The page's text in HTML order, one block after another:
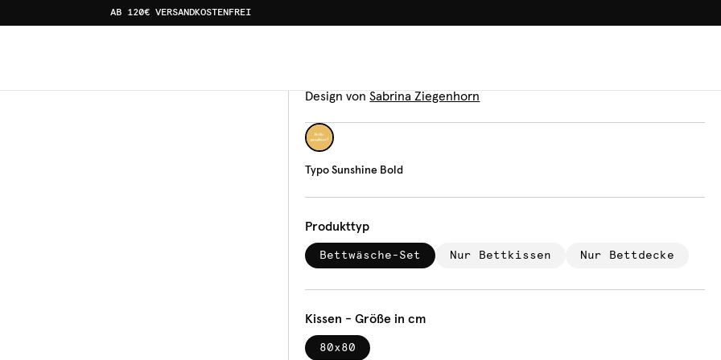
AB 120€ VERSANDKOSTENFREI
Bettwäsche
Design von Sabrina Ziegenhorn
Typo Sunshine Bold
Produkttyp
Bettwäsche-Set Nur Bettkissen Nur Bettdecke
Kissen - Größe in cm
80x80